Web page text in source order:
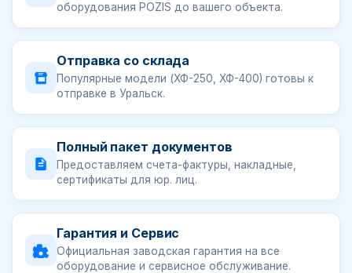
оборудования POZIS до вашего объекта.
Отправка со склада
Популярные модели (ХФ-250, ХФ-400) готовы к
отправке в Уральск.
Полный пакет документов
Предоставляем счета-фактуры, накладные,
сертификаты для юр. лиц.
Гарантия и Сервис
Официальная заводская гарантия на все
оборудование и сервисное обслуживание.